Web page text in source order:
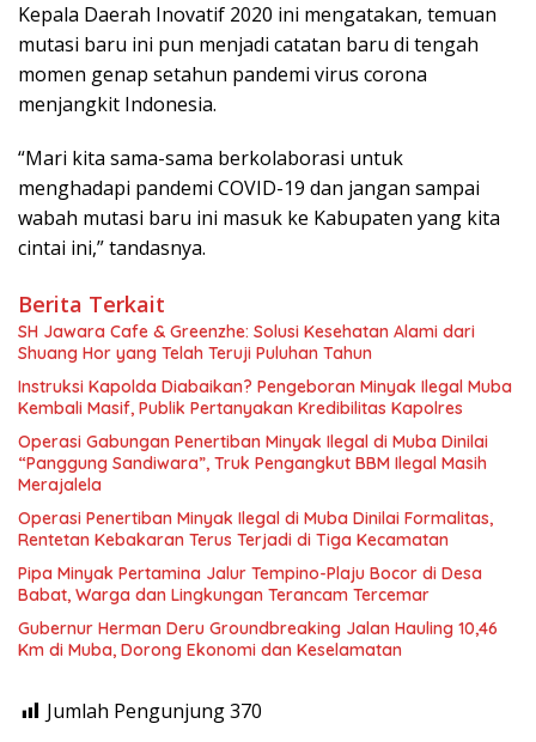
Kepala Daerah Inovatif 2020 ini mengatakan, temuan
mutasi baru ini pun menjadi catatan baru di tengah
momen genap setahun pandemi virus corona
menjangkit Indonesia.
“Mari kita sama-sama berkolaborasi untuk
menghadapi pandemi COVID-19 dan jangan sampai
wabah mutasi baru ini masuk ke Kabupaten yang kita
cintai ini,” tandasnya.
Berita Terkait
SH Jawara Cafe & Greenzhe: Solusi Kesehatan Alami dari
Shuang Hor yang Telah Teruji Puluhan Tahun
Instruksi Kapolda Diabaikan? Pengeboran Minyak Ilegal Muba
Kembali Masif, Publik Pertanyakan Kredibilitas Kapolres
Operasi Gabungan Penertiban Minyak Ilegal di Muba Dinilai
“Panggung Sandiwara”, Truk Pengangkut BBM Ilegal Masih
Merajalela
Operasi Penertiban Minyak Ilegal di Muba Dinilai Formalitas,
Rentetan Kebakaran Terus Terjadi di Tiga Kecamatan
Pipa Minyak Pertamina Jalur Tempino-Plaju Bocor di Desa
Babat, Warga dan Lingkungan Terancam Tercemar
Gubernur Herman Deru Groundbreaking Jalan Hauling 10,46
Km di Muba, Dorong Ekonomi dan Keselamatan
Jumlah Pengunjung370